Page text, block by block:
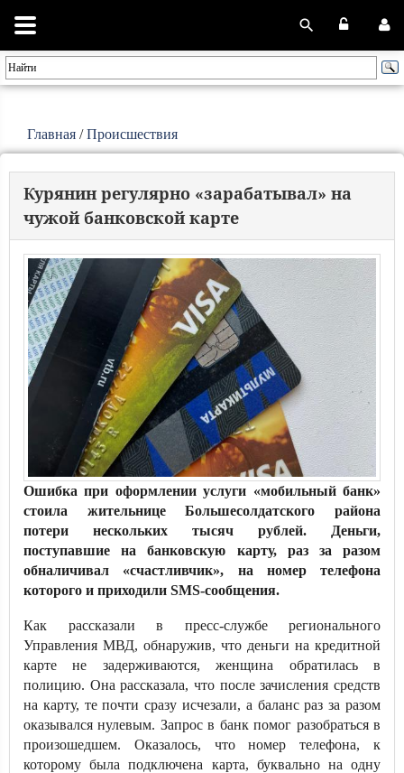
Главная /Происшествия
Курянин регулярно «зарабатывал» на
чужой банковской карте
Ошибка при оформлении услуги «мобильный банк»
стоила жительнице Большесолдатского района
потери нескольких тысяч рублей. Деньги,
поступавшие на банковскую карту, раз за разом
обналичивал «счастливчик», на номер телефона
которого и приходили SMS-сообщения.
Как рассказали в пресс-службе регионального
Управления МВД, обнаружив, что деньги на кредитной
карте не задерживаются, женщина обратилась в
полицию. Она рассказала, что после зачисления средств
на карту, те почти сразу исчезали, а баланс раз за разом
оказывался нулевым. Запрос в банк помог разобраться в
произошедшем. Оказалось, что номер телефона, к
которому была подключена карта, буквально на одну